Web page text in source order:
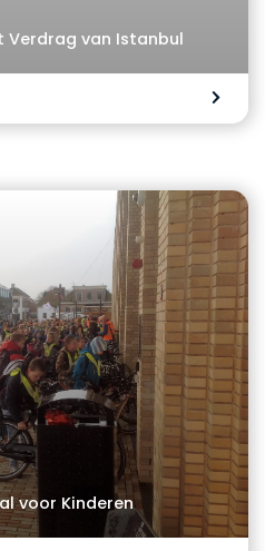
van Istanbul
voor Kinderen